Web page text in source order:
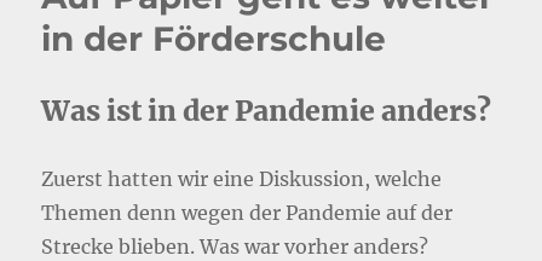
in der Förderschule
Was ist in der Pandemie anders?
Zuerst hatten wir eine Diskussion, welche
Themen denn wegen der Pandemie auf der
Strecke blieben. Was war vorher anders?